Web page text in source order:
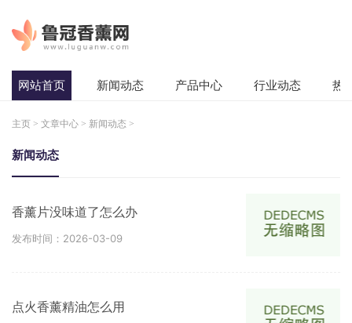
网站首页 新闻动态 产品中心 行业动态 热
主页 > 文章中心 > 新闻动态 >
新闻动态
香薰片没味道了怎么办
发布时间：2026-03-09
点火香薰精油怎么用